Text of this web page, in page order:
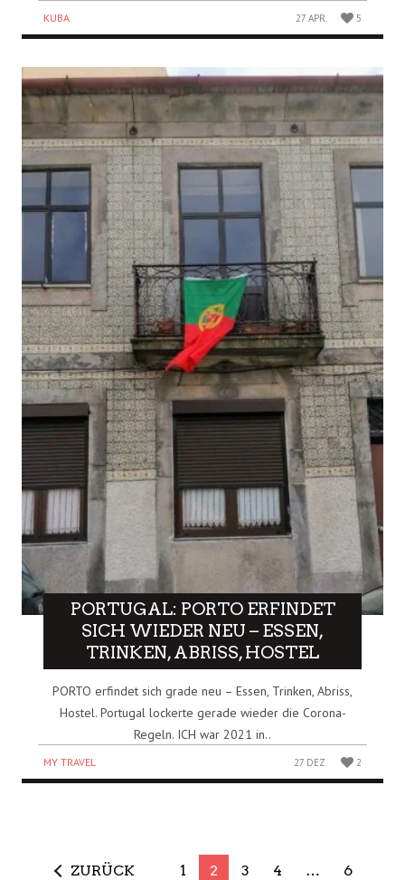
KUBA 27 APR. 5
PORTUGAL: PORTO ERFINDET
SICH WIEDER NEU – ESSEN,
TRINKEN, ABRISS, HOSTEL
PORTO erfindet sich grade neu – Essen, Trinken, Abriss,
Hostel. Portugal lockerte gerade wieder die Corona-
Regeln. ICH war 2021 in..
MY TRAVEL 27 DEZ. 2
ZURÜCK 1 2 3 4 …
6